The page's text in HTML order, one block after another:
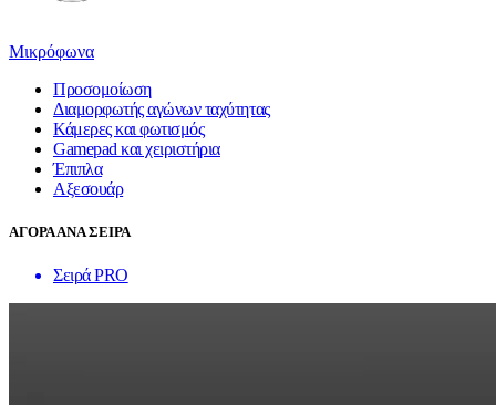
Μικρόφωνα
Προσομοίωση
Διαμορφωτής αγώνων ταχύτητας
Κάμερες και φωτισμός
Gamepad και χειριστήρια
Έπιπλα
Αξεσουάρ
ΑΓΟΡΑ ΑΝΑ ΣΕΙΡΑ
Σειρά PRO